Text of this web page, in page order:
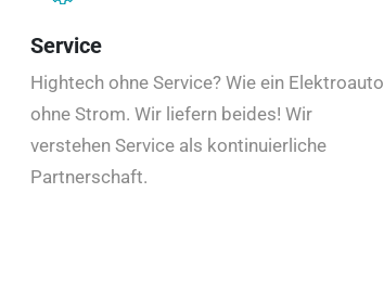
Service
Hightech ohne Service? Wie ein Elektroauto
ohne Strom. Wir liefern beides! Wir
verstehen Service als kontinuierliche
Partnerschaft.